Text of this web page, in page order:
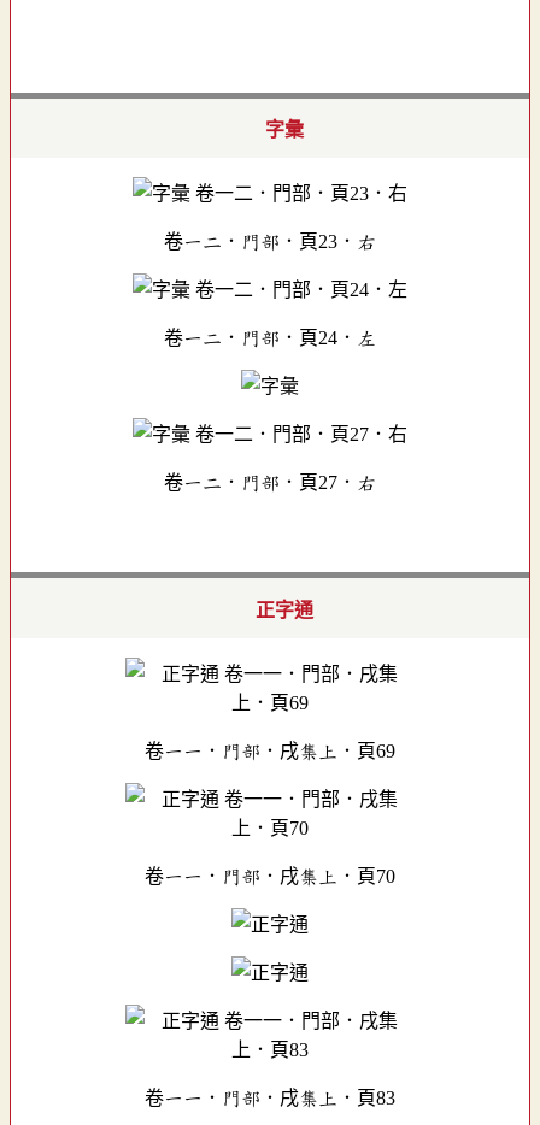
字彙
卷一二．門部．頁23．右
卷一二．門部．頁24．左
卷一二．門部．頁27．右
正字通
卷一一．門部．戌集上．頁69
卷一一．門部．戌集上．頁70
卷一一．門部．戌集上．頁83